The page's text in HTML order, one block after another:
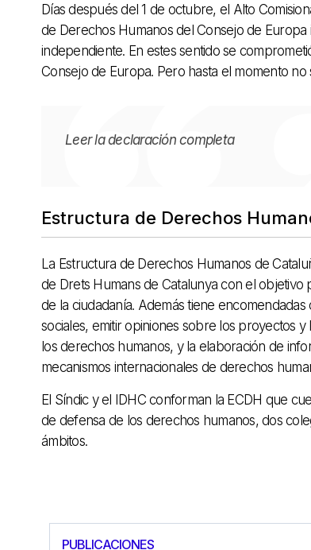
Días después del 1 de octubre, el Alto
de Derechos Humanos del Consejo de Europa
independiente. En estes sentido se
Consejo de Europa. Pero hasta el momento no
Leer la declaración completa
Estructura de Derechos
La Estructura de Derechos Humanos de
de Drets Humans de Catalunya con el
de la ciudadanía. Además tiene
sociales, emitir opiniones sobre los proyectos
los derechos humanos, y la elaboración de
mecanismos internacionales de derechos
El Síndic y el IDHC conforman la ECDH que
de defensa de los derechos humanos, dos
ámbitos.
PUBLICACIONES